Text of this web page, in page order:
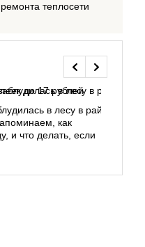
теплосети
в лесу в районе
как
и что делать, если